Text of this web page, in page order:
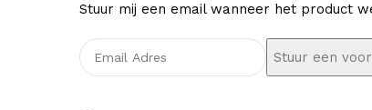
Stuur mij een email wanneer het product